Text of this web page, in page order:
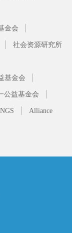
金会
社会资源研究所
基金会
公益基金会
Alliance